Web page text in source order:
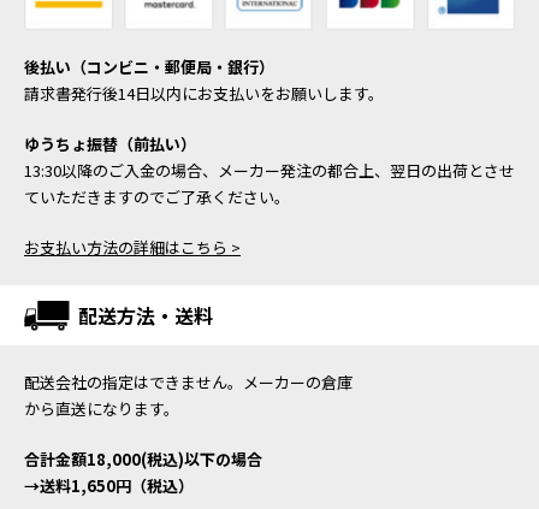
後払い（コンビニ・郵便局・銀行）
請求書発行後14日以内にお支払いをお願いします。
ゆうちょ振替（前払い）
13:30以降のご入金の場合、メーカー発注の都合上、翌日の出荷とさせ
ていただきますのでご了承ください。
お支払い方法の詳細はこちら >
配送方法・送料
配送会社の指定はできません。メーカーの倉庫
から直送になります。
合計金額18,000(税込)以下の場合
→送料1,650円（税込）